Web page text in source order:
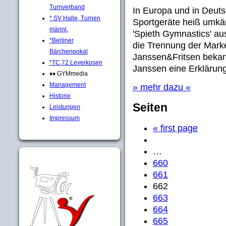
Turnverband
* SV Halle, Turnen
männl.
*Berliner
Bärchenpokal
*TC 72 Leverkusen
♦♦ GYMmedia
Management
Historie
Leistungen
Impressum
In Europa und in
Sportgeräte heiß
'Spieth Gymnastics'
die Trennung der
Janssen&Fritsen
Janssen eine
» mehr dazu «
Seiten
« first page
…
660
661
662
663
664
665